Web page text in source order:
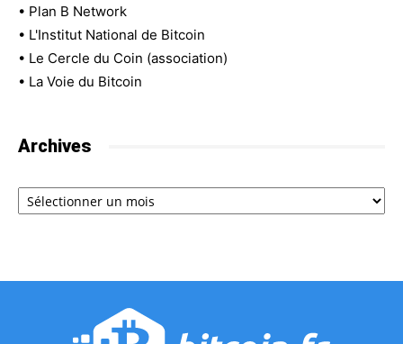
• Plan B Network
• L'Institut National de Bitcoin
• Le Cercle du Coin (association)
• La Voie du Bitcoin
Archives
Archives